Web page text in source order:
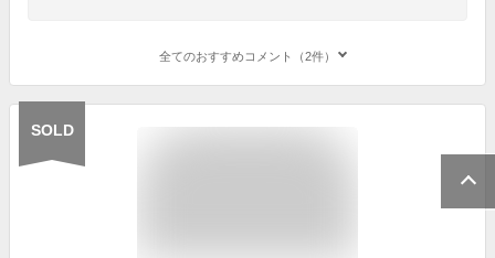
全てのおすすめコメント（2件）
SOLD